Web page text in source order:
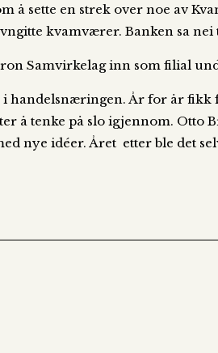
å sette en strek over noe av
kvamværer. Banken sa nei
Samvirkelag inn som filial
i handelsnæringen. År for år
å tenke på slo igjennom. Otto
nye idéer. Året etter ble det